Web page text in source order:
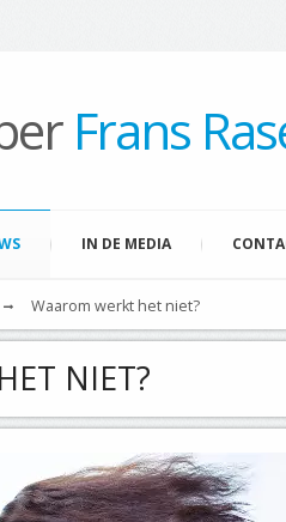
Frans
IN DE MEDIA
Waarom werkt het niet?
NIET?